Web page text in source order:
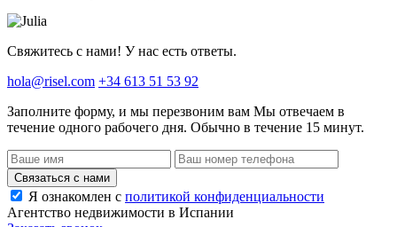
Свяжитесь с нами! У нас есть ответы.
hola@risel.com +34 613 51 53 92
Заполните форму, и мы перезвоним вам Мы отвечаем в
течение одного рабочего дня. Обычно в течение 15 минут.
Связаться с нами
Я ознакомлен с политикой конфиденциальности
Агентство недвижимости в Испании